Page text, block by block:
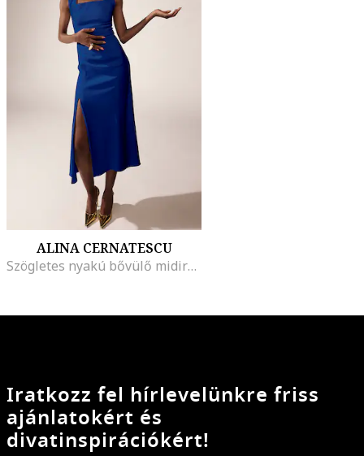
ALINA CERNATESCU
Szögletes nyakú bővülő midiruha, Királykék
Iratkozz fel hírlevelünkre friss
ajánlatokért és
divatinspirációkért!